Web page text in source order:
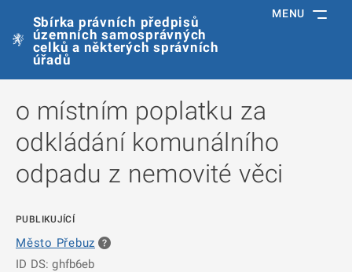
Sbírka právních předpisů
územních samosprávných
celků a některých správních
úřadů
MENU
o místním poplatku za
odkládání komunálního
odpadu z nemovité věci
PUBLIKUJÍCÍ
Město Přebuz
ID DS: ghfb6eb